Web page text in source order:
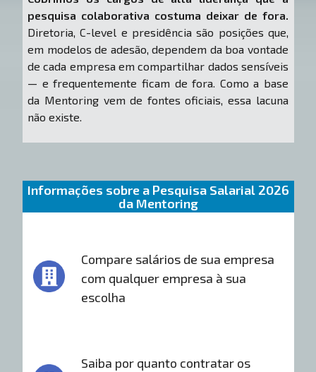
pesquisa colaborativa costuma deixar de fora.
Diretoria, C-level e presidência são posições que,
em modelos de adesão, dependem da boa vontade
de cada empresa em compartilhar dados sensíveis
— e frequentemente ficam de fora. Como a base
da Mentoring vem de fontes oficiais, essa lacuna
não existe.
Informações sobre a Pesquisa Salarial 2026
da Mentoring
Compare salários de sua empresa
com qualquer empresa à sua
escolha
Saiba por quanto contratar os